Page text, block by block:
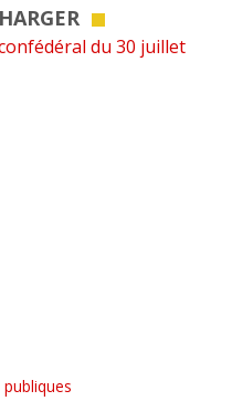
du 30 juillet